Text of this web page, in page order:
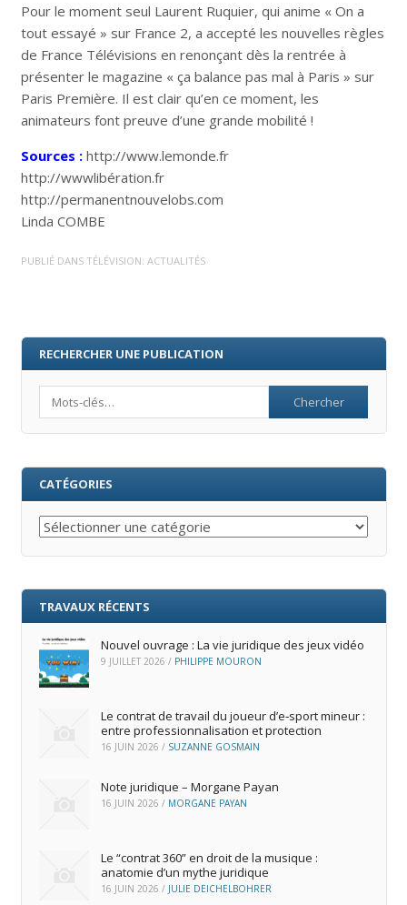
Pour le moment seul Laurent Ruquier, qui anime « On a
tout essayé » sur France 2, a accepté les nouvelles règles
de France Télévisions en renonçant dès la rentrée à
présenter le magazine « ça balance pas mal à Paris » sur
Paris Première. Il est clair qu’en ce moment, les
animateurs font preuve d’une grande mobilité !
Sources :http://www.lemonde.fr
http://wwwlibération.fr
http://permanentnouvelobs.com
Linda COMBE
PUBLIÉ DANS TÉLÉVISION: ACTUALITÉS
RECHERCHER UNE PUBLICATION
CATÉGORIES
Catégories
TRAVAUX RÉCENTS
Nouvel ouvrage : La vie juridique des jeux vidéo
9 JUILLET 2026 / PHILIPPE MOURON
Le contrat de travail du joueur d’e‑sport mineur :
entre professionnalisation et protection
16 JUIN 2026 / SUZANNE GOSMAIN
Note juridique – Morgane Payan
16 JUIN 2026 / MORGANE PAYAN
Le “contrat 360” en droit de la musique :
anatomie d’un mythe juridique
16 JUIN 2026 / JULIE DEICHELBOHRER